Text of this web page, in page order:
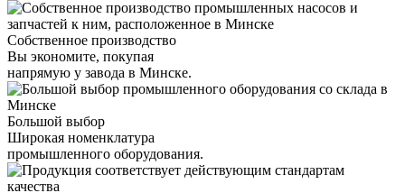
Собственное производство
Вы экономите, покупая
напрямую у завода в Минске.
Большой выбор
Широкая номенклатура
промышленного оборудования.